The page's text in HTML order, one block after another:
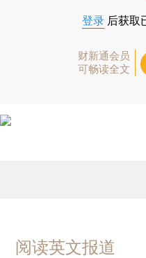
登录 后获取
财新通会员
可畅读全文
阅读英文报道